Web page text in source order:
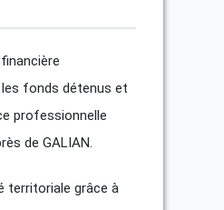
fonds détenus et
professionnelle
de GALIAN.
territoriale grâce à